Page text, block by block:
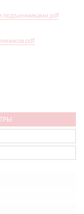
подъемниками.pdf